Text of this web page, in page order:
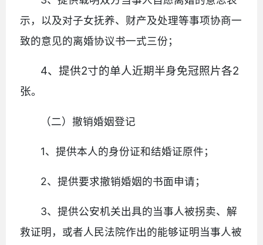
示，以及对子女抚养、财产及处理等事项协商一
致的意见的离婚协议书一式三份；
4、提供2寸的单人近期半身免冠照片各2
张。
（二）撤销婚姻登记
1、提供本人的身份证和结婚证原件；
2、提供要求撤销婚姻的书面申请；
3、提供公安机关出具的当事人被拐卖、解
救证明，或者人民法院作出的能够证明当事人被